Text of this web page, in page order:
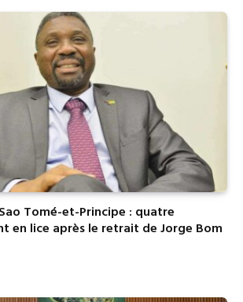
Tomé-et-Principe : quatre
en lice après le retrait de Jorge Bom